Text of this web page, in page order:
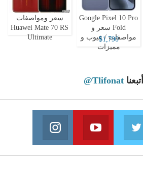
Google Pixel 10 Pro
Fold سعر و
مواصفات / عيوب و
مميزات
$1,790
سعر ومواصفات
Huawei Mate 70 RS
Ultimate
أتبعنا @Tlifonat
Join us on
Twitter
Join us on Twitter
Youtube
Join us on Youtube